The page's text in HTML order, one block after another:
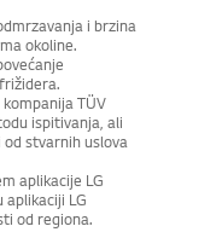
i brzina
okoline.
TÜV
ispitivanja, ali
stvarnih uslova
aplikacije LG
LG
od regiona.